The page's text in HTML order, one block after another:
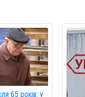
65 років: у